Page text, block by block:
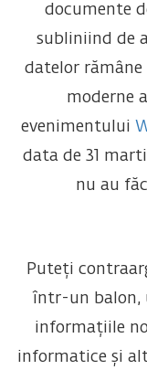
documente
subliniind de
datelor
moderne
evenimentului
data de 31
nu au
Puteți
într-un balon,
informațiile
informatice și